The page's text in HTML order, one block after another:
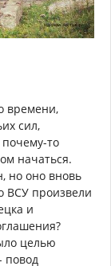
времени,
сил,
то
начаться.
но оно вновь
ВСУ произвели
и
целью
повод